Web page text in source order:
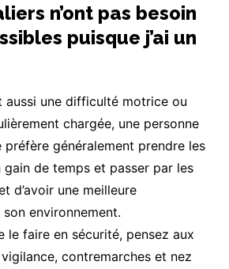
n’ont pas besoin
puisque j’ai un
aussi une difficulté motrice ou
chargée, une personne
généralement prendre les
gain de temps et passer par les
d’avoir une meilleure
environnement.
le faire en sécurité, pensez aux
vigilance, contremarches et nez